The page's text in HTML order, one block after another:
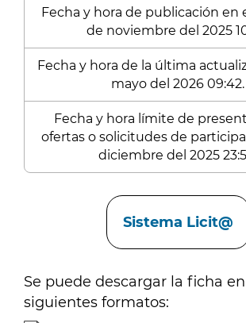
Fecha y hora de publicación en
de noviembre del 2025
Fecha y hora de la última
mayo del 2026 09:42.
Fecha y hora límite de
ofertas o solicitudes de
diciembre del 2025
Sistema Licit@
Se puede descargar la ficha
siguientes formatos: